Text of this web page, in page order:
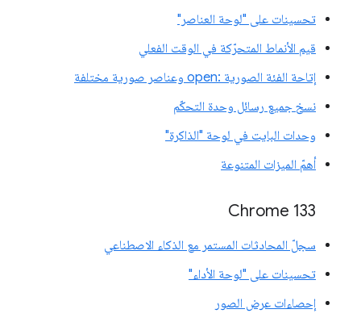
تحسينات على "لوحة العناصر"
قيم الأنماط المتحرّكة في الوقت الفعلي
إتاحة الفئة الصورية :open وعناصر صورية مختلفة
نسخ جميع رسائل وحدة التحكّم
وحدات البايت في لوحة "الذاكرة"
أهمّ الميزات المتنوعة
‫Chrome 133
سجلّ المحادثات المستمر مع الذكاء الاصطناعي
تحسينات على "لوحة الأداء"
إحصاءات عرض الصور